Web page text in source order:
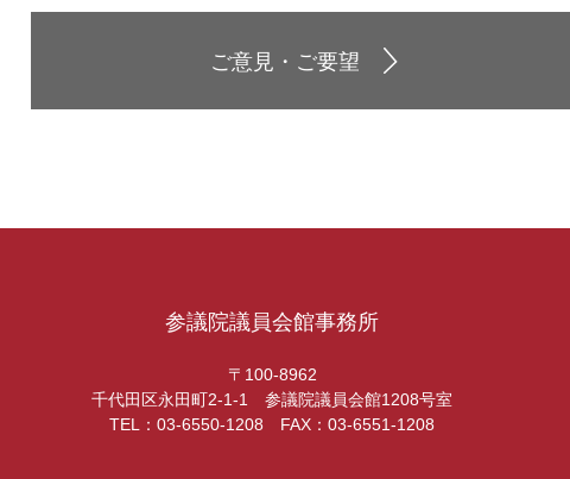
ご意見・ご要望
参議院議員会館事務所
〒100-8962
千代田区永田町2-1-1 参議院議員会館1208号室
TEL：03-6550-1208 FAX：03-6551-1208